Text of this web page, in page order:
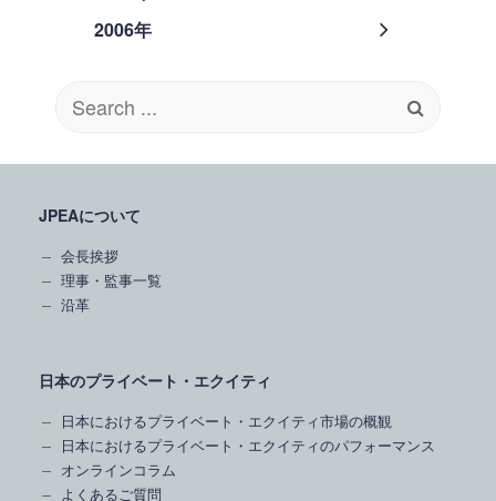
2006年
for:
JPEAについて
会長挨拶
理事・監事一覧
沿革
日本のプライベート・エクイティ
日本におけるプライベート・エクイティ市場の概観
日本におけるプライベート・エクイティのパフォーマンス
オンラインコラム
よくあるご質問